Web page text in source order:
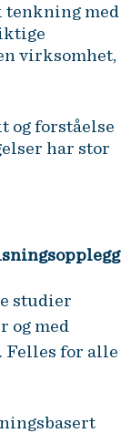
tenkning med
virksomhet,
og forståelse
har stor
studier
og med
for alle